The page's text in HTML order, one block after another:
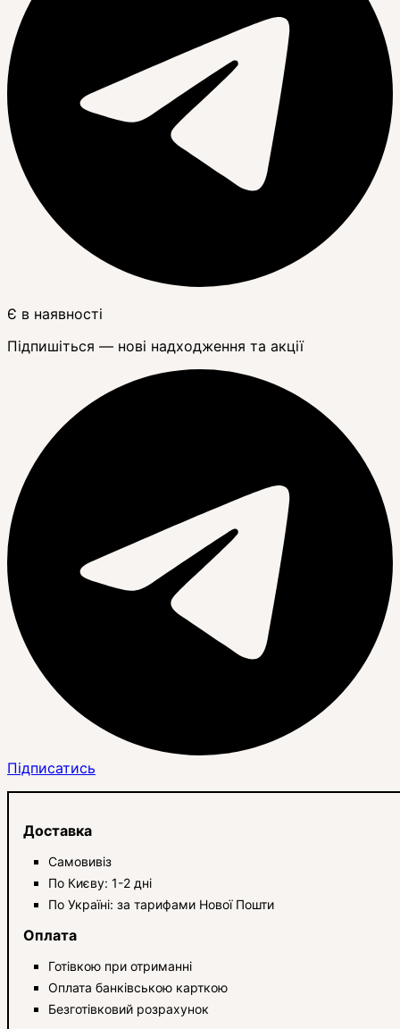
Є в наявності
Підпишіться — нові надходження та акції
Підписатись
Доставка
Самовивіз
По Києву: 1-2 дні
По Україні: за тарифами Нової Пошти
Оплата
Готівкою при отриманні
Оплата банківською карткою
Безготівковий розрахунок